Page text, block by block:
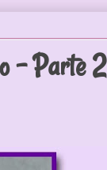
- Parte 2